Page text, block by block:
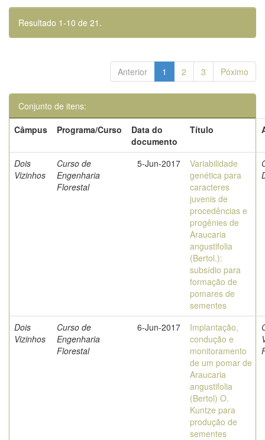
Resultado 1-10 de 21.
Anterior 1 2 3 Póximo
Conjunto de itens:
Câmpus
Programa/Curso
Data do
documento
Título
Dois
Vizinhos
Curso de
Engenharia
Florestal
5-Jun-2017
Variabilidade
genética para
caracteres
juvenis de
procedências e
progênies de
Araucaria
angustifolia
(Bertol.):
subsídio para
formação de
pomares de
sementes
Dois
Vizinhos
Curso de
Engenharia
Florestal
6-Jun-2017
Implantação,
condução e
monitoramento
de um pomar de
Araucaria
angustifolia
(Bertol) O.
Kuntze para
produção de
sementes